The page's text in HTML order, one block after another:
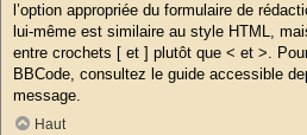
l’option appropriée du formulaire de
lui-même est similaire au style HTML,
entre crochets [ et ] plutôt que < et >.
BBCode, consultez le guide accessible
message.
Haut